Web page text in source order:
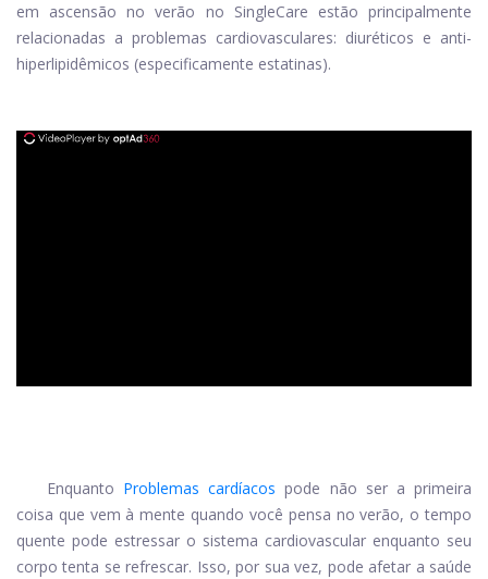
em ascensão no verão no SingleCare estão principalmente
relacionadas a problemas cardiovasculares: diuréticos e anti-
hiperlipidêmicos (especificamente estatinas).
Enquanto Problemas cardíacos pode não ser a primeira
coisa que vem à mente quando você pensa no verão, o tempo
quente pode estressar o sistema cardiovascular enquanto seu
corpo tenta se refrescar. Isso, por sua vez, pode afetar a saúde